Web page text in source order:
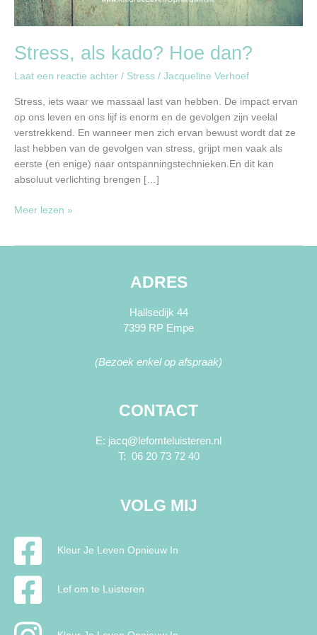
Stress, als kado? Hoe dan?
Laat een reactie achter / Stress / Jacqueline Verhoef
Stress, iets waar we massaal last van hebben. De impact ervan
op ons leven en ons lijf is enorm en de gevolgen zijn veelal
verstrekkend. En wanneer men zich ervan bewust wordt dat ze
last hebben van de gevolgen van stress, grijpt men vaak als
eerste (en enige) naar ontspanningstechnieken.En dit kan
absoluut verlichting brengen […]
Meer lezen »
ADRES
Hallsedijk 44
7399 RP Empe
(Bezoek enkel op afspraak)
CONTACT
E: jacq@lefomteluisteren.nl
T: 06 20 73 72 40
VOLG MIJ
Kleur Je Leven Opnieuw In
Lef om te Luisteren